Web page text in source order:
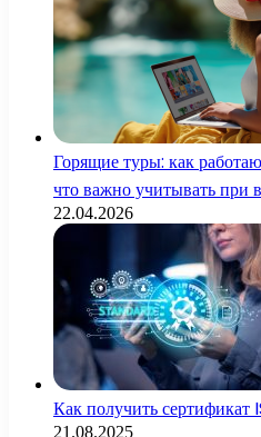
Горящие туры: как
что важно учитывать при
22.04.2026
Как получить
21.08.2025